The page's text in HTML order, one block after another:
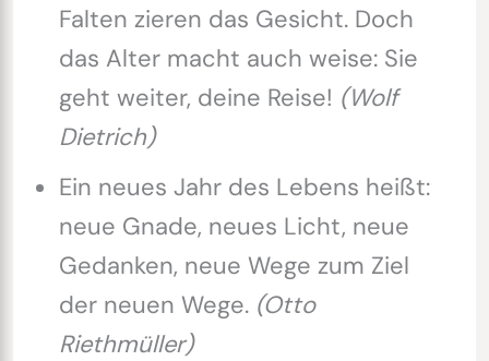
Falten zieren das Gesicht. Doch
das Alter macht auch weise: Sie
geht weiter, deine Reise! (Wolf
Dietrich)
Ein neues Jahr des Lebens heißt:
neue Gnade, neues Licht, neue
Gedanken, neue Wege zum Ziel
der neuen Wege. (Otto
Riethmüller)